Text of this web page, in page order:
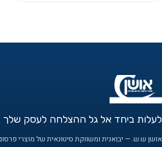
לעלות ביחד אל גל ההצלחה לעסק שלך
אושן ש.ש. — יבואנית ומשווקת סיטונאית של מוצרי